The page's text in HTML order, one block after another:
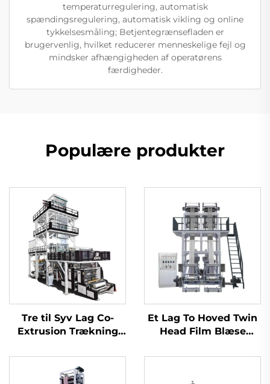
temperaturregulering, automatisk
spændingsregulering, automatisk vikling og online
tykkelsesmåling; Betjentegrænsefladen er
brugervenlig, hvilket reducerer menneskelige fejl og
mindsker afhængigheden af operatørens
færdigheder.
Populære produkter
Tre til Syv Lag Co-
Extrusion Trækning
Filmblæsermaskine
Et Lag To Hoved Twin
Head Film Blæse